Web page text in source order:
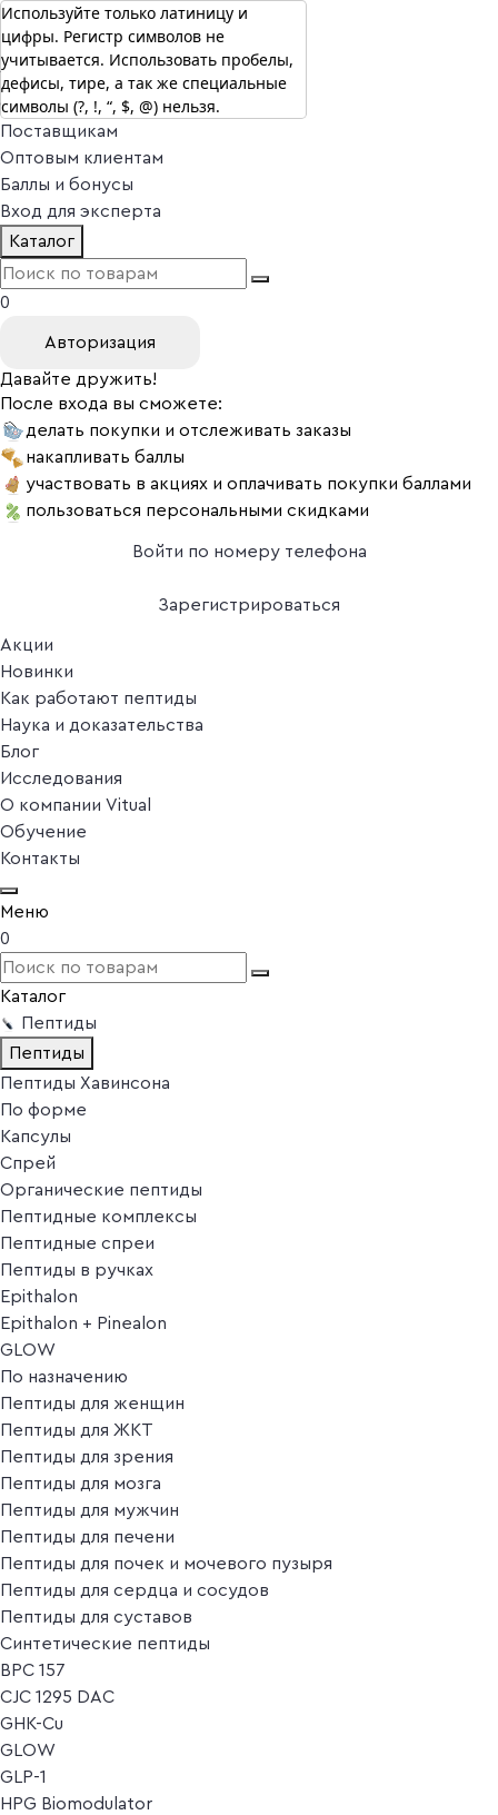
г. Москва
Vitual Peptide +7 (800) 101-13-25
Специалистам
Поставщикам
Оптовым клиентам
Баллы и бонусы
Вход для эксперта
Каталог
0
Авторизация
Давайте дружить!
После входа вы сможете:
делать покупки и отслеживать заказы
накапливать баллы
участвовать в акциях и оплачивать покупки баллами
пользоваться персональными скидками
Войти по номеру телефона
Зарегистрироваться
Акции
Новинки
Как работают пептиды
Наука и доказательства
Блог
Исследования
О компании Vitual
Обучение
Контакты
Меню
0
Каталог
Пептиды
Пептиды
Пептиды Хавинсона
По форме
Капсулы
Спрей
Органические пептиды
Пептидные комплексы
Пептидные спреи
Пептиды в ручках
Epithalon
Epithalon + Pinealon
GLOW
По назначению
Пептиды для женщин
Пептиды для ЖКТ
Пептиды для зрения
Пептиды для мозга
Пептиды для мужчин
Пептиды для печени
Пептиды для почек и мочевого пузыря
Пептиды для сердца и сосудов
Пептиды для суставов
Синтетические пептиды
BPC 157
CJC 1295 DAC
GHK-Cu
GLOW
GLP-1
HPG Biomodulator
Используйте только латиницу и
цифры. Регистр символов не
учитывается. Использовать пробелы,
дефисы, тире, а так же специальные
символы (?, !, “, $, @) нельзя.